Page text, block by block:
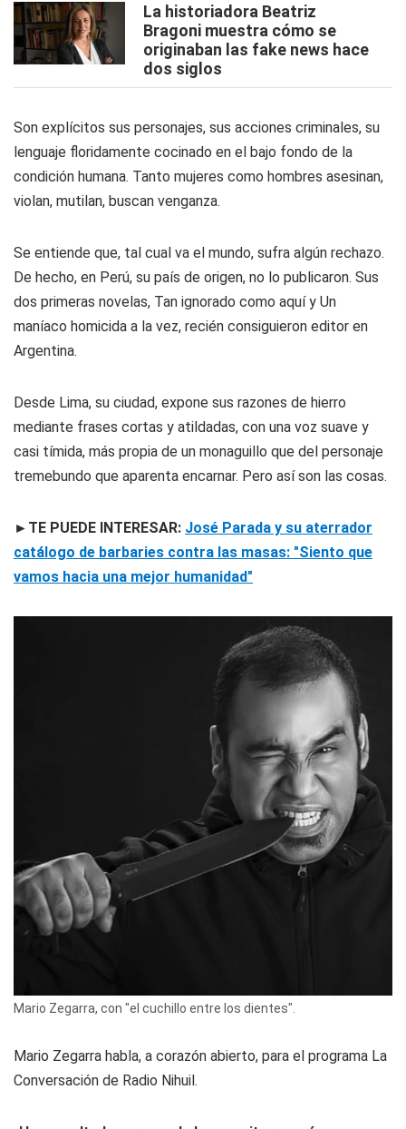
La historiadora Beatriz
Bragoni muestra cómo se
originaban las fake news hace
dos siglos
Son explícitos sus personajes, sus acciones criminales, su
lenguaje floridamente cocinado en el bajo fondo de la
condición humana. Tanto mujeres como hombres asesinan,
violan, mutilan, buscan venganza.
Se entiende que, tal cual va el mundo, sufra algún rechazo.
De hecho, en Perú, su país de origen, no lo publicaron. Sus
dos primeras novelas, Tan ignorado como aquíy Un
maníaco homicida a la vez, recién consiguieron editor en
Argentina.
Desde Lima, su ciudad, expone sus razones de hierro
mediante frases cortas y atildadas, con una voz suave y
casi tímida, más propia de un monaguillo que del personaje
tremebundo que aparenta encarnar. Pero así son las cosas.
►TE PUEDE INTERESAR: José Parada y su aterrador
catálogo de barbaries contra las masas: "Siento que
vamos hacia una mejor humanidad"
Mario Zegarra, con "el cuchillo entre los dientes".
Mario Zegarra habla, a corazón abierto, para el programa La
Conversación de Radio Nihuil.